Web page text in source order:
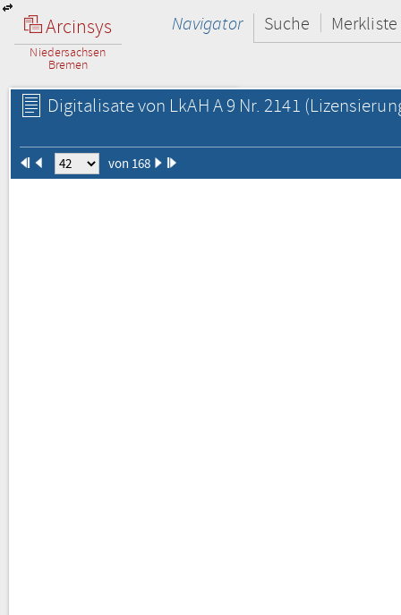
Arcinsys
Niedersachsen
Bremen
Navigator Suche Merkliste
Digitalisate von LkAH A 9 Nr. 2141
von 168